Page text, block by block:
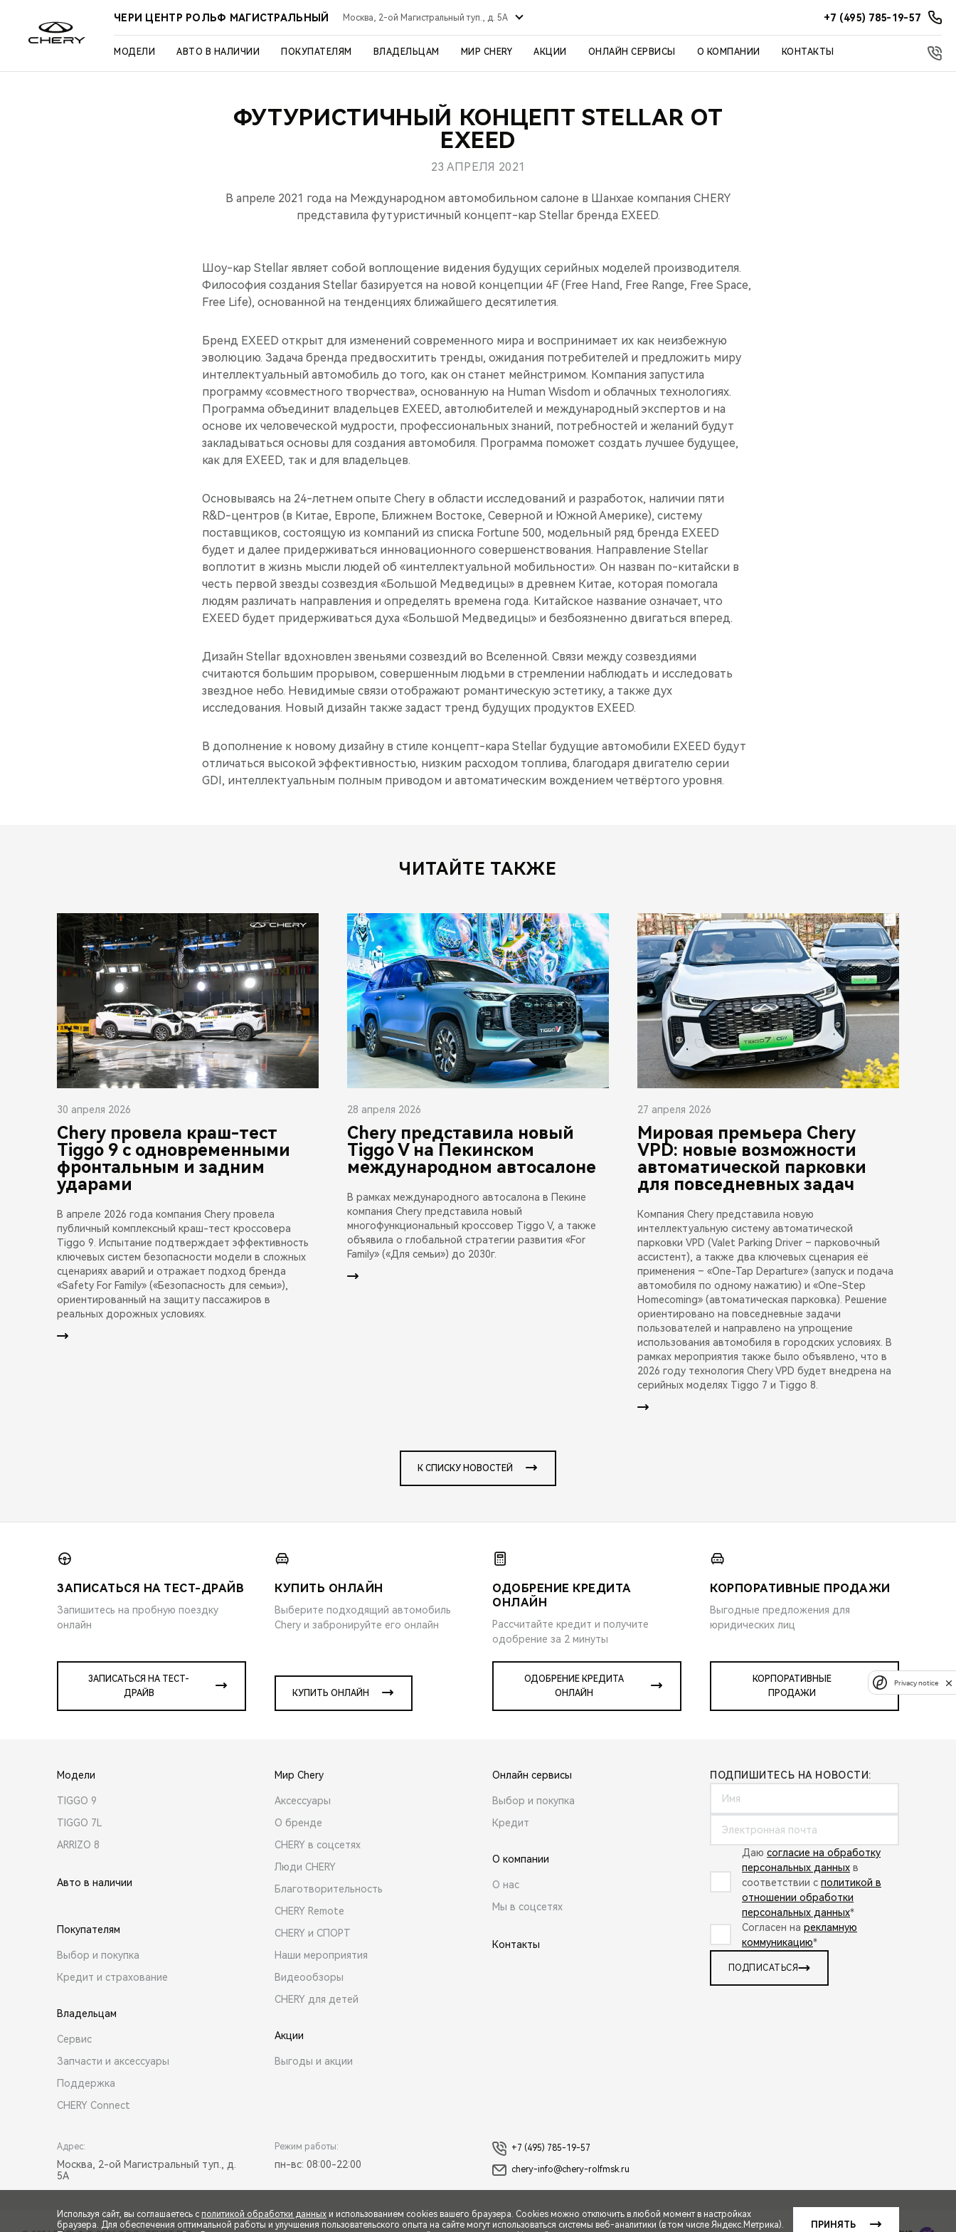
ЧЕРИ ЦЕНТР РОЛЬФ МАГИСТРАЛЬНЫЙ Москва, 2-ой Магистральный туп., д. 5А +7 (495) 785-19-57
МОДЕЛИ АВТО В НАЛИЧИИ ПОКУПАТЕЛЯМ ВЛАДЕЛЬЦАМ МИР CHERY АКЦИИ ОНЛАЙН СЕРВИСЫ О КОМПАНИИ КОНТАКТЫ
ФУТУРИСТИЧНЫЙ КОНЦЕПТ STELLAR ОТ
EXEED
23 АПРЕЛЯ 2021
В апреле 2021 года на Международном автомобильном салоне в Шанхае компания CHERY
представила футуристичный концепт-кар Stellar бренда EXEED.
Шоу-кар Stellar являет собой воплощение видения будущих серийных моделей производителя.
Философия создания Stellar базируется на новой концепции 4F (Free Hand, Free Range, Free Space,
Free Life), основанной на тенденциях ближайшего десятилетия.
Бренд EXEED открыт для изменений современного мира и воспринимает их как неизбежную
эволюцию. Задача бренда предвосхитить тренды, ожидания потребителей и предложить миру
интеллектуальный автомобиль до того, как он станет мейнстримом. Компания запустила
программу «совместного творчества», основанную на Human Wisdom и облачных технологиях.
Программа объединит владельцев EXEED, автолюбителей и международный экспертов и на
основе их человеческой мудрости, профессиональных знаний, потребностей и желаний будут
закладываться основы для создания автомобиля. Программа поможет создать лучшее будущее,
как для EXEED, так и для владельцев.
Основываясь на 24-летнем опыте Chery в области исследований и разработок, наличии пяти
R&D-центров (в Китае, Европе, Ближнем Востоке, Северной и Южной Америке), систему
поставщиков, состоящую из компаний из списка Fortune 500, модельный ряд бренда EXEED
будет и далее придерживаться инновационного совершенствования. Направление Stellar
воплотит в жизнь мысли людей об «интеллектуальной мобильности». Он назван по-китайски в
честь первой звезды созвездия «Большой Медведицы» в древнем Китае, которая помогала
людям различать направления и определять времена года. Китайское название означает, что
EXEED будет придерживаться духа «Большой Медведицы» и безбоязненно двигаться вперед.
Дизайн Stellar вдохновлен звеньями созвездий во Вселенной. Связи между созвездиями
считаются большим прорывом, совершенным людьми в стремлении наблюдать и исследовать
звездное небо. Невидимые связи отображают романтическую эстетику, а также дух
исследования. Новый дизайн также задаст тренд будущих продуктов EXEED.
В дополнение к новому дизайну в стиле концепт-кара Stellar будущие автомобили EXEED будут
отличаться высокой эффективностью, низким расходом топлива, благодаря двигателю серии
GDI, интеллектуальным полным приводом и автоматическим вождением четвёртого уровня.
ЧИТАЙТЕ ТАКЖЕ
30 апреля 2026
Chery провела краш-тест
Tiggo 9 с одновременными
фронтальным и задним
ударами
В апреле 2026 года компания Chery провела
публичный комплексный краш-тест кроссовера
Tiggo 9. Испытание подтверждает эффективность
ключевых систем безопасности модели в сложных
сценариях аварий и отражает подход бренда
«Safety For Family» («Безопасность для семьи»),
ориентированный на защиту пассажиров в
реальных дорожных условиях.
28 апреля 2026
Chery представила новый
Tiggo V на Пекинском
международном автосалоне
В рамках международного автосалона в Пекине
компания Chery представила новый
многофункциональный кроссовер Tiggo V, а также
объявила о глобальной стратегии развития «For
Family» («Для семьи») до 2030г.
27 апреля 2026
Мировая премьера Chery
VPD: новые возможности
автоматической парковки
для повседневных задач
Компания Chery представила новую
интеллектуальную систему автоматической
парковки VPD (Valet Parking Driver – парковочный
ассистент), а также два ключевых сценария её
применения – «One-Tap Departure» (запуск и подача
автомобиля по одному нажатию) и «One-Step
Homecoming» (автоматическая парковка). Решение
ориентировано на повседневные задачи
пользователей и направлено на упрощение
использования автомобиля в городских условиях. В
рамках мероприятия также было объявлено, что в
2026 году технология Chery VPD будет внедрена на
серийных моделях Tiggo 7 и Tiggo 8.
К СПИСКУ НОВОСТЕЙ
ЗАПИСАТЬСЯ НА ТЕСТ-ДРАЙВ
Запишитесь на пробную поездку
онлайн
ЗАПИСАТЬСЯ НА ТЕСТ-
ДРАЙВ
КУПИТЬ ОНЛАЙН
Выберите подходящий автомобиль
Chery и забронируйте его онлайн
КУПИТЬ ОНЛАЙН
ОДОБРЕНИЕ КРЕДИТА
ОНЛАЙН
Рассчитайте кредит и получите
одобрение за 2 минуты
ОДОБРЕНИЕ КРЕДИТА
ОНЛАЙН
КОРПОРАТИВНЫЕ ПРОДАЖИ
Выгодные предложения для
юридических лиц
КОРПОРАТИВНЫЕ
ПРОДАЖИ
Модели
TIGGO 9
TIGGO 7L
ARRIZO 8
Авто в наличии
Покупателям
Выбор и покупка
Кредит и страхование
Владельцам
Сервис
Запчасти и аксессуары
Поддержка
CHERY Connect
Мир Chery
Аксессуары
О бренде
CHERY в соцсетях
Люди CHERY
Благотворительность
CHERY Remote
CHERY и СПОРТ
Наши мероприятия
Видеообзоры
CHERY для детей
Акции
Выгоды и акции
Онлайн сервисы
Выбор и покупка
Кредит
О компании
О нас
Мы в соцсетях
Контакты
ПОДПИШИТЕСЬ НА НОВОСТИ:
Даю согласие на обработку
персональных данных в
соответствии с политикой в
отношении обработки
персональных данных*
Согласен на рекламную
коммуникацию*
ПОДПИСАТЬСЯ
Адрес:
Москва, 2-ой Магистральный туп., д.
5А
Режим работы:
пн-вс: 08:00-22:00
+7 (495) 785-19-57
chery-info@chery-rolfmsk.ru
Используя сайт, вы соглашаетесь с политикой обработки данных и использованием cookies вашего браузера. Cookies можно отключить в любой момент в настройках
браузера. Для обеспечения оптимальной работы и улучшения пользовательского опыта на сайте могут использоваться системы веб-аналитики (в том числе Яндекс.Метрика).
ПРИНЯТЬ
Privacy notice